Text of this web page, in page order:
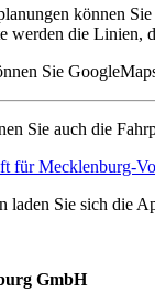
können
werden die Linien,
Sie
Sie auch die
für Mecklenburg-
laden Sie sich
GmbH